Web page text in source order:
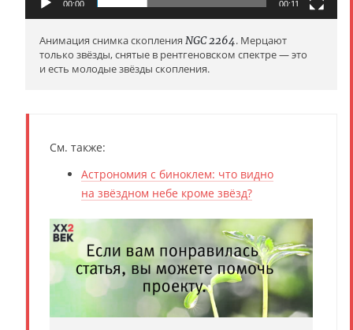
00:00 00:11
Анимация снимка скопления NGC 2264. Мерцают
только звёзды, снятые в рентгеновском спектре — это
и есть молодые звёзды скопления.
См. также:
Астрономия с биноклем: что видно
на звёздном небе кроме звёзд?